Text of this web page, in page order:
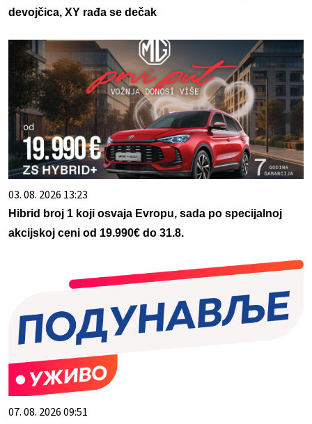
devojčica, XY rađa se dečak
03. 08. 2026 13:23
Hibrid broj 1 koji osvaja Evropu, sada po specijalnoj
akcijskoj ceni od 19.990€ do 31.8.
07. 08. 2026 09:51